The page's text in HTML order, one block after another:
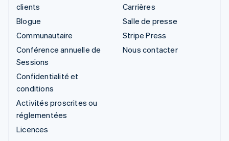
clients
Blogue
Communautaire
Conférence annuelle de
Sessions
Confidentialité et
conditions
Activités proscrites ou
réglementées
Licences
Carrières
Salle de presse
Stripe Press
Nous contacter